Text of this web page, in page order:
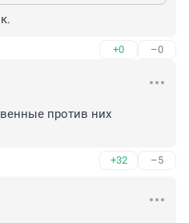
+0 –0
против них
+32 –5